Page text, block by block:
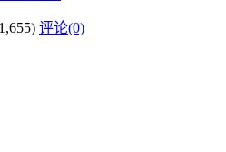
评论(0)